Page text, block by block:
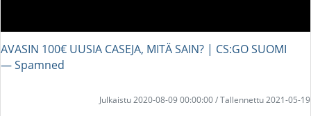
AVASIN 100€ UUSIA CASEJA, MITÄ SAIN? | CS:GO SUOMI
― Spamned
Julkaistu 2020-08-09 00:00:00 / Tallennettu 2021-05-19